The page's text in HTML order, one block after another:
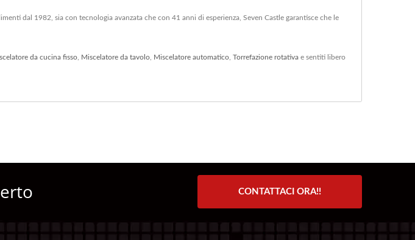
dal 1982, sia con tecnologia avanzata che con 41 anni di esperienza, Seven Castle garantisce che le
da cucina fisso Miscelatore da tavolo Miscelatore automatico Torrefazione rotativa e sentiti libero
CONTATTACI ORA!!